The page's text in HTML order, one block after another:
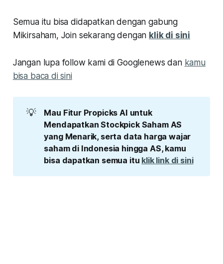
Semua itu bisa didapatkan dengan gabung
Mikirsaham, Join sekarang dengan klik di sini
Jangan lupa follow kami di Googlenews dan kamu
bisa baca di sini
💡
Mau Fitur Propicks AI untuk
Mendapatkan Stockpick Saham AS
yang Menarik, serta data harga wajar
saham di Indonesia hingga AS, kamu
bisa dapatkan semua itu klik link di sini